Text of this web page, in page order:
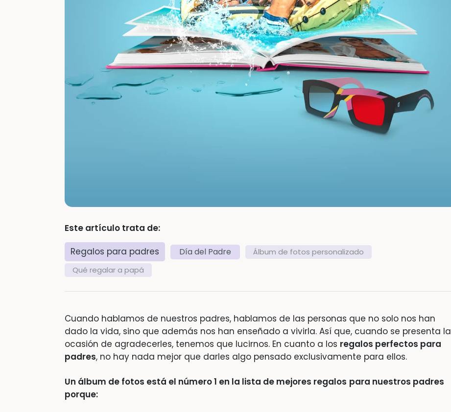
Este artículo trata de:
Regalos para padres
Día del Padre
Álbum de fotos personalizado
Qué regalar a papá
Cuando hablamos de nuestros padres, hablamos de las personas que no solo nos han
dado la vida, sino que además nos han enseñado a vivirla. Así que, cuando se presenta la
ocasión de agradecerles, tenemos que lucirnos. En cuanto a los regalos perfectos para
padres, no hay nada mejor que darles algo pensado exclusivamente para ellos.
Un álbum de fotos está el número 1 en la lista de mejores regalos para nuestros padres
porque: